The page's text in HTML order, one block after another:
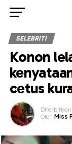
SELEBRITI
Konon
cetus
Diterbitkan
Oleh Miss